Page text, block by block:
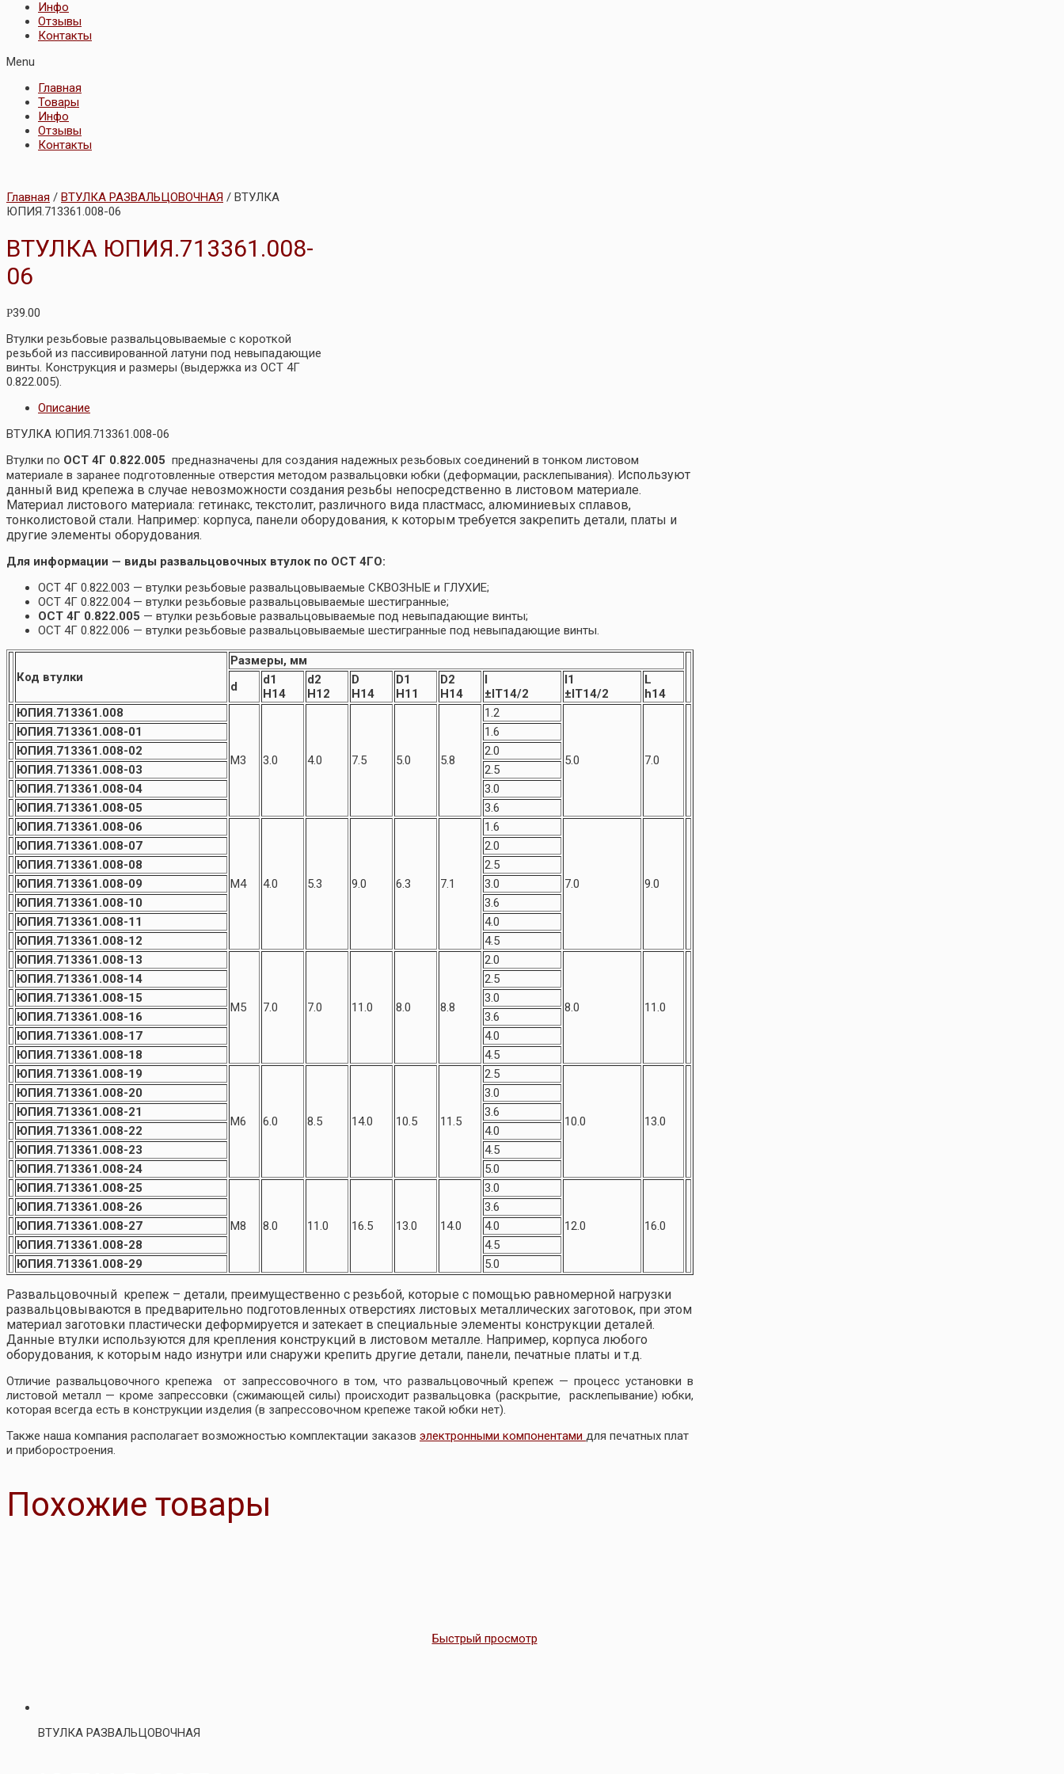
Инфо
Отзывы
Контакты
Menu
Главная
Товары
Инфо
Отзывы
Контакты
Главная / ВТУЛКА РАЗВАЛЬЦОВОЧНАЯ / ВТУЛКА
ЮПИЯ.713361.008-06
ВТУЛКА ЮПИЯ.713361.008-
06
Р39.00
Втулки резьбовые развальцовываемые с короткой
резьбой из пассивированной латуни под невыпадающие
винты. Конструкция и размеры (выдержка из ОСТ 4Г
0.822.005).
Описание
ВТУЛКА ЮПИЯ.713361.008-06
Втулки по ОСТ 4Г 0.822.005 предназначены для создания надежных резьбовых соединений в тонком листовом
материале в заранее подготовленные отверстия методом развальцовки юбки (деформации, расклепывания). Используют
данный вид крепежа в случае невозможности создания резьбы непосредственно в листовом материале.
Материал листового материала: гетинакс, текстолит, различного вида пластмасс, алюминиевых сплавов,
тонколистовой стали. Например: корпуса, панели оборудования, к которым требуется закрепить детали, платы и
другие элементы оборудования.
Для информации — виды развальцовочных втулок по ОСТ 4ГО:
ОСТ 4Г 0.822.003 — втулки резьбовые развальцовываемые СКВОЗНЫЕ и ГЛУХИЕ;
ОСТ 4Г 0.822.004 — втулки резьбовые развальцовываемые шестигранные;
ОСТ 4Г 0.822.005 — втулки резьбовые развальцовываемые под невыпадающие винты;
ОСТ 4Г 0.822.006 — втулки резьбовые развальцовываемые шестигранные под невыпадающие винты.
Код втулки
Размеры, мм
d
d1
H14
d2
H12
D
H14
D1
H11
D2
H14
l
±IT14/2
l1
±IT14/2
L
h14
ЮПИЯ.713361.008
М3 3.0 4.0 7.5 5.0 5.8
1.2
5.0 7.0
ЮПИЯ.713361.008-01
1.6
ЮПИЯ.713361.008-02
2.0
ЮПИЯ.713361.008-03
2.5
ЮПИЯ.713361.008-04
3.0
ЮПИЯ.713361.008-05
3.6
ЮПИЯ.713361.008-06
М4 4.0 5.3 9.0 6.3 7.1
1.6
7.0 9.0
ЮПИЯ.713361.008-07
2.0
ЮПИЯ.713361.008-08
2.5
ЮПИЯ.713361.008-09
3.0
ЮПИЯ.713361.008-10
3.6
ЮПИЯ.713361.008-11
4.0
ЮПИЯ.713361.008-12
4.5
ЮПИЯ.713361.008-13
М5 7.0 7.0 11.0 8.0 8.8
2.0
8.0 11.0
ЮПИЯ.713361.008-14
2.5
ЮПИЯ.713361.008-15
3.0
ЮПИЯ.713361.008-16
3.6
ЮПИЯ.713361.008-17
4.0
ЮПИЯ.713361.008-18
4.5
ЮПИЯ.713361.008-19
М6 6.0 8.5 14.0 10.5 11.5
2.5
10.0 13.0
ЮПИЯ.713361.008-20
3.0
ЮПИЯ.713361.008-21
3.6
ЮПИЯ.713361.008-22
4.0
ЮПИЯ.713361.008-23
4.5
ЮПИЯ.713361.008-24
5.0
ЮПИЯ.713361.008-25
М8 8.0 11.0 16.5 13.0 14.0
3.0
12.0 16.0
ЮПИЯ.713361.008-26
3.6
ЮПИЯ.713361.008-27
4.0
ЮПИЯ.713361.008-28
4.5
ЮПИЯ.713361.008-29
5.0
Развальцовочный крепеж – детали, преимущественно с резьбой, которые с помощью равномерной нагрузки
развальцовываются в предварительно подготовленных отверстиях листовых металлических заготовок, при этом
материал заготовки пластически деформируется и затекает в специальные элементы конструкции деталей.
Данные втулки используются для крепления конструкций в листовом металле. Например, корпуса любого
оборудования, к которым надо изнутри или снаружи крепить другие детали, панели, печатные платы и т.д.
Отличие развальцовочного крепежа от запрессовочного в том, что развальцовочный крепеж — процесс установки в
листовой металл — кроме запрессовки (сжимающей силы) происходит развальцовка (раскрытие, расклепывание) юбки,
которая всегда есть в конструкции изделия (в запрессовочном крепеже такой юбки нет).
Также наша компания располагает возможностью комплектации заказов электронными компонентами для печатных плат
и приборостроения.
Похожие товары
Быстрый просмотр
ВТУЛКА РАЗВАЛЬЦОВОЧНАЯ